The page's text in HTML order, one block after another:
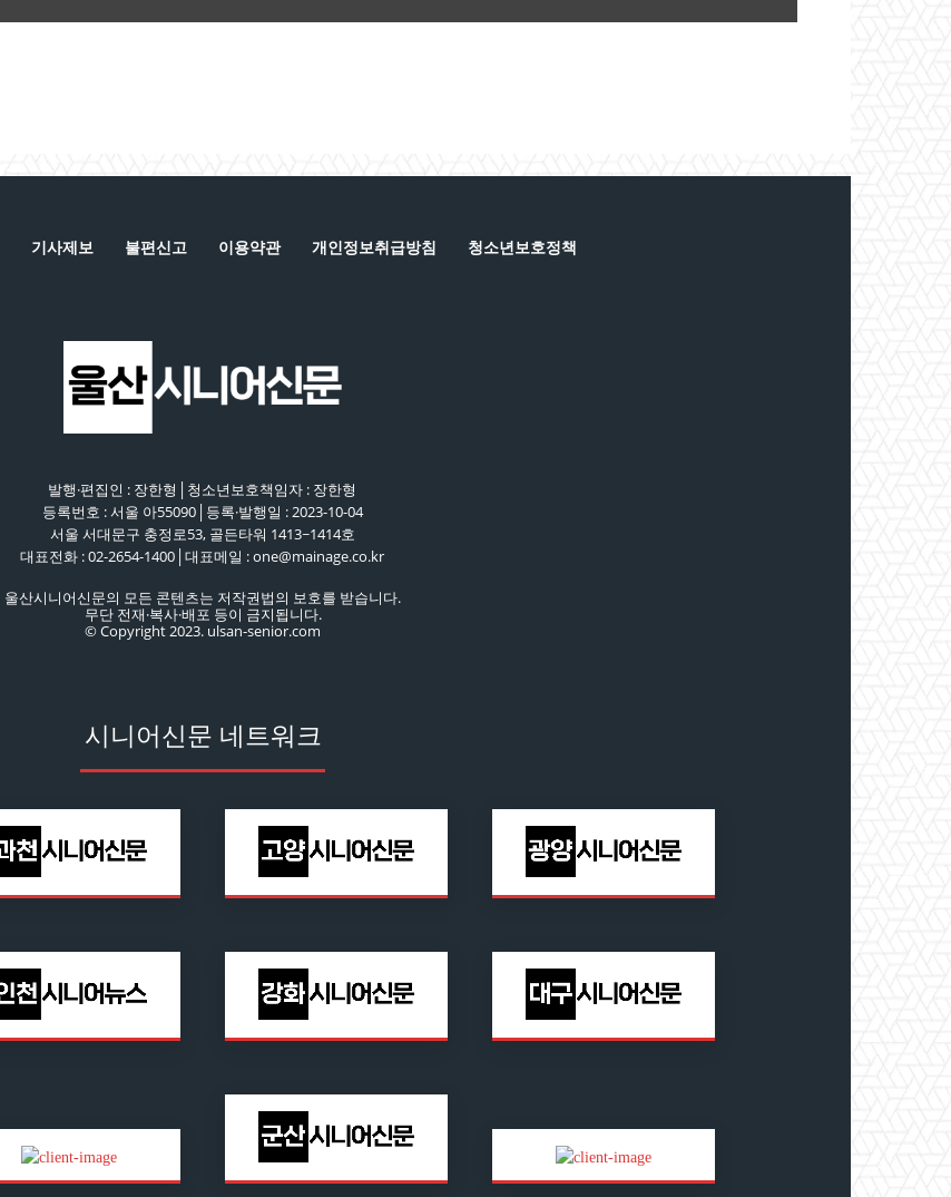
은퇴는 새로운 시작, 새로운 출발이다
기사제보 불편신고 이용약관 개인정보취급방침 청소년보호정책
발행·편집인 : 장한형│청소년보호책임자 : 장한형
등록번호 : 서울 아55090│등록·발행일 : 2023-10-04
서울 서대문구 충정로53, 골든타워 1413~1414호
대표전화 : 02-2654-1400│대표메일 : one@mainage.co.kr
울산시니어신문의 모든 콘텐츠는 저작권법의 보호를 받습니다.
무단 전재·복사·배포 등이 금지됩니다.
© Copyright 2023. ulsan-senior.com
시니어신문 네트워크